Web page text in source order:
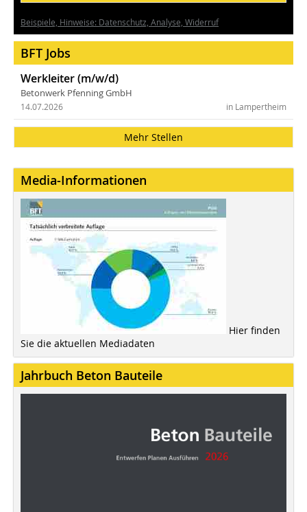
Beispiele, Hinweise: Datenschutz, Analyse, Widerruf
BFT Jobs
Werkleiter (m/w/d)
Betonwerk Pfenning GmbH
in Lampertheim
14.07.2026
Mehr Stellen
Media-Informationen
Hier finden
Sie die aktuellen Mediadaten
Jahrbuch Beton Bauteile